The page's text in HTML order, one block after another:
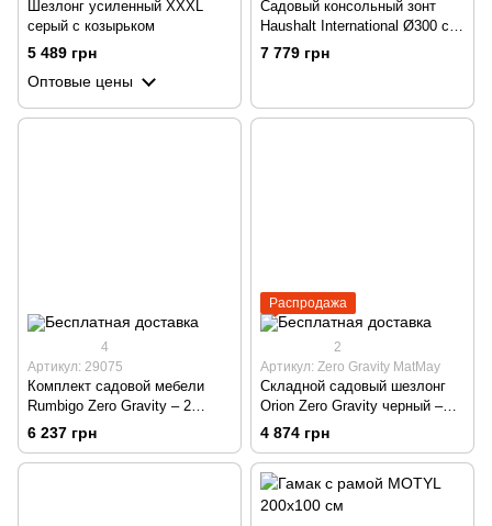
Шезлонг усиленный XXXL
серый с козырьком
5 489 грн
Оптовые цены
Садовый консольный зонт
Haushalt International Ø300 см
UV 50+ антрацит
7 779 грн
4
Артикул: 29075
Комплект садовой мебели
Rumbigo Zero Gravity – 2
шезлонга и столик для
отдыха, нагрузка до 120 кг
6 237 грн
Распродажа
2
Артикул: Zero Gravity MatMay
Складной садовый шезлонг
Orion Zero Gravity черный –
кресло для сада, террасы,
пляжа и кемпинга
4 874 грн